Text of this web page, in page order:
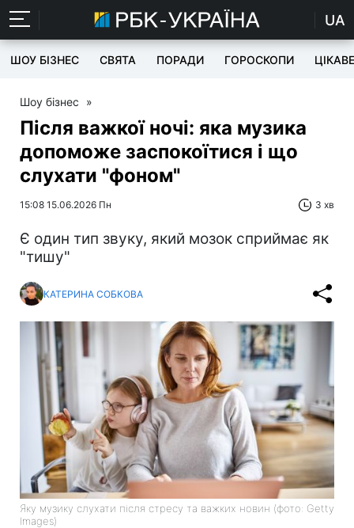
UA
ШОУ БІЗНЕС СВЯТА ПОРАДИ ГОРОСКОПИ ЦІКАВЕ
Шоу бізнес »
Після важкої ночі: яка музика
допоможе заспокоїтися і що
слухати "фоном"
15:08 15.06.2026 Пн 3 хв
Є один тип звуку, який мозок сприймає як
"тишу"
КАТЕРИНА СОБКОВА
Яку музику слухати після стресу та важких новин (фото: Getty
Images)